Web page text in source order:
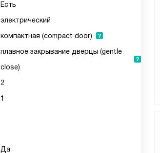
Есть
электрический
компактная (compact door)
плавное закрывание дверцы (gentle
close)
2
1
Да